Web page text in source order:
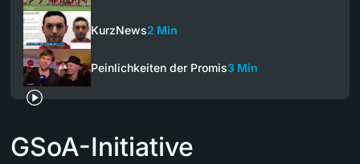
KurzNews2 Min
Peinlichkeiten der Promis3 Min
GSoA-Initiative